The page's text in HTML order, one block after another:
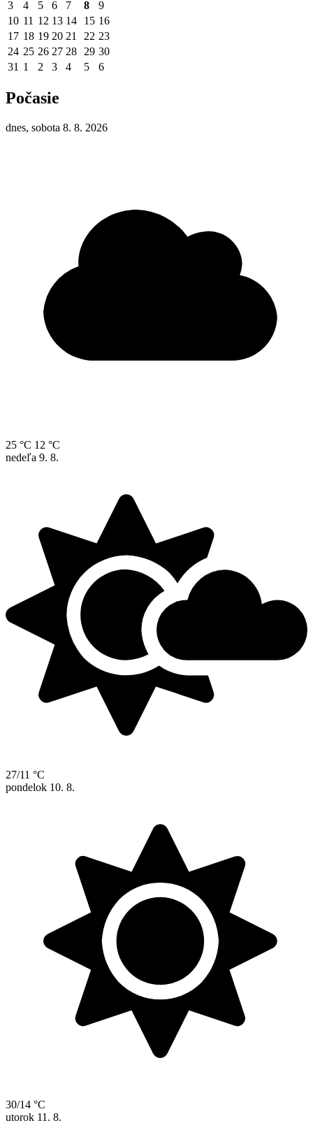
3 4 5 6 7 8
9
10 11 12 13 14 15 16
17 18 19 20 21 22 23
24 25 26 27 28 29 30
31 1 2 3 4 5 6
Počasie
dnes, sobota 8. 8. 2026
25 °C 12 °C
nedeľa 9. 8.
27/11 °C
pondelok 10. 8.
30/14 °C
utorok 11. 8.